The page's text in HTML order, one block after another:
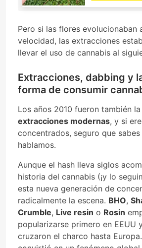
Pero si las flores evolucionaban
velocidad, las extracciones
llevar el uso de cannabis al
Extracciones, dabbing y
forma de consumir
Los años 2010 fueron también
extracciones modernas, y si
concentrados, seguro que
hablamos.
Aunque el hash lleva siglos
historia del cannabis (¡y lo
esta nueva generación de
radicalmente la escena. BHO,
Crumble, Live resin o Rosin
popularizarse primero en EEUU
cruzaron el charco hasta